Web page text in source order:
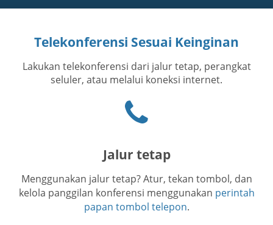
Telekonferensi Sesuai Keinginan
Lakukan telekonferensi dari jalur tetap, perangkat
seluler, atau melalui koneksi internet.
telepon
Jalur tetap
Menggunakan jalur tetap? Atur, tekan tombol, dan
kelola panggilan konferensi menggunakan perintah
papan tombol telepon.